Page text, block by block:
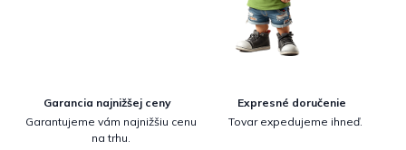
Garancia najnižšej ceny
Garantujeme vám najnižšiu cenu
na trhu.
Expresné doručenie
Tovar expedujeme ihneď.